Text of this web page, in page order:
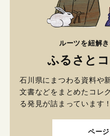
ルーツを紐解
ふるさと
石川県にまつわる資料や
文書などをまとめたコレ
る発見が詰まっています！
ペー